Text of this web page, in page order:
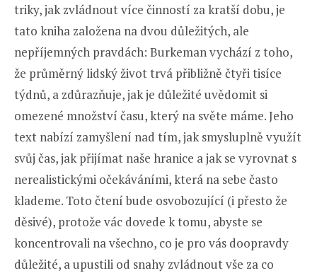
triky, jak zvládnout více činností za kratší dobu, je
tato kniha založena na dvou důležitých, ale
nepříjemných pravdách: Burkeman vychází z toho,
že průměrný lidský život trvá přibližně čtyři tisíce
týdnů, a zdůrazňuje, jak je důležité uvědomit si
omezené množství času, který na světe máme. Jeho
text nabízí zamyšlení nad tím, jak smysluplně využít
svůj čas, jak přijímat naše hranice a jak se vyrovnat s
nerealistickými očekáváními, která na sebe často
klademe. Toto čtení bude osvobozující (i přesto že
děsivé), protože vác dovede k tomu, abyste se
koncentrovali na všechno, co je pro vás doopravdy
důležité, a upustili od snahy zvládnout vše za co